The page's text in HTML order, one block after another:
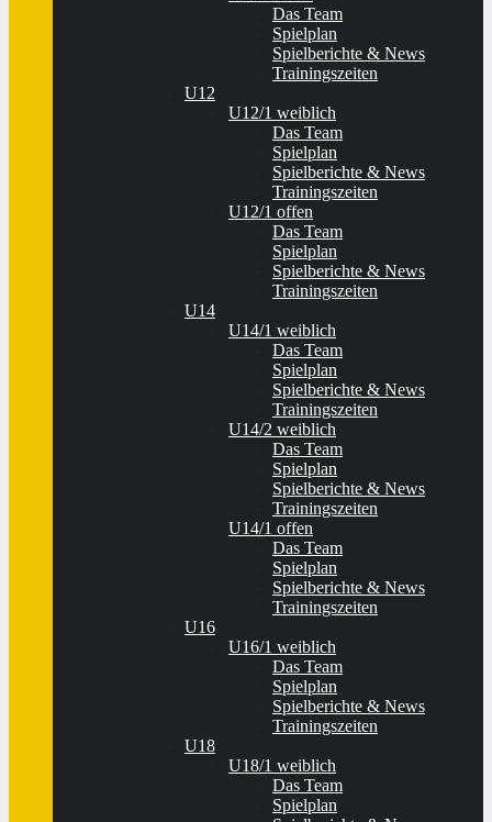
Das Team
Spielplan
Spielberichte & News
Trainingszeiten
U12
U12/1 weiblich
Das Team
Spielplan
Spielberichte & News
Trainingszeiten
U12/1 offen
Das Team
Spielplan
Spielberichte & News
Trainingszeiten
U14
U14/1 weiblich
Das Team
Spielplan
Spielberichte & News
Trainingszeiten
U14/2 weiblich
Das Team
Spielplan
Spielberichte & News
Trainingszeiten
U14/1 offen
Das Team
Spielplan
Spielberichte & News
Trainingszeiten
U16
U16/1 weiblich
Das Team
Spielplan
Spielberichte & News
Trainingszeiten
U18
U18/1 weiblich
Das Team
Spielplan